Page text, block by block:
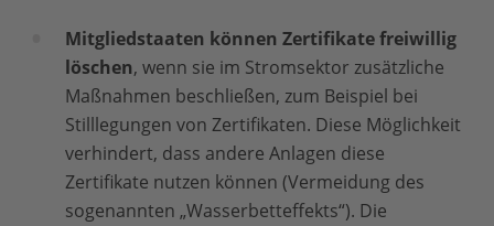
Mitgliedstaaten können Zertifikate freiwillig
löschen, wenn sie im Stromsektor zusätzliche
Maßnahmen beschließen, zum Beispiel bei
Stilllegungen von Zertifikaten. Diese Möglichkeit
verhindert, dass andere Anlagen diese
Zertifikate nutzen können (Vermeidung des
sogenannten „Wasserbetteffekts“). Die